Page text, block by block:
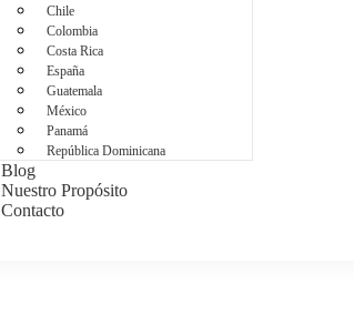
Chile
Colombia
Costa Rica
España
Guatemala
México
Panamá
República Dominicana
Blog
Nuestro Propósito
Contacto